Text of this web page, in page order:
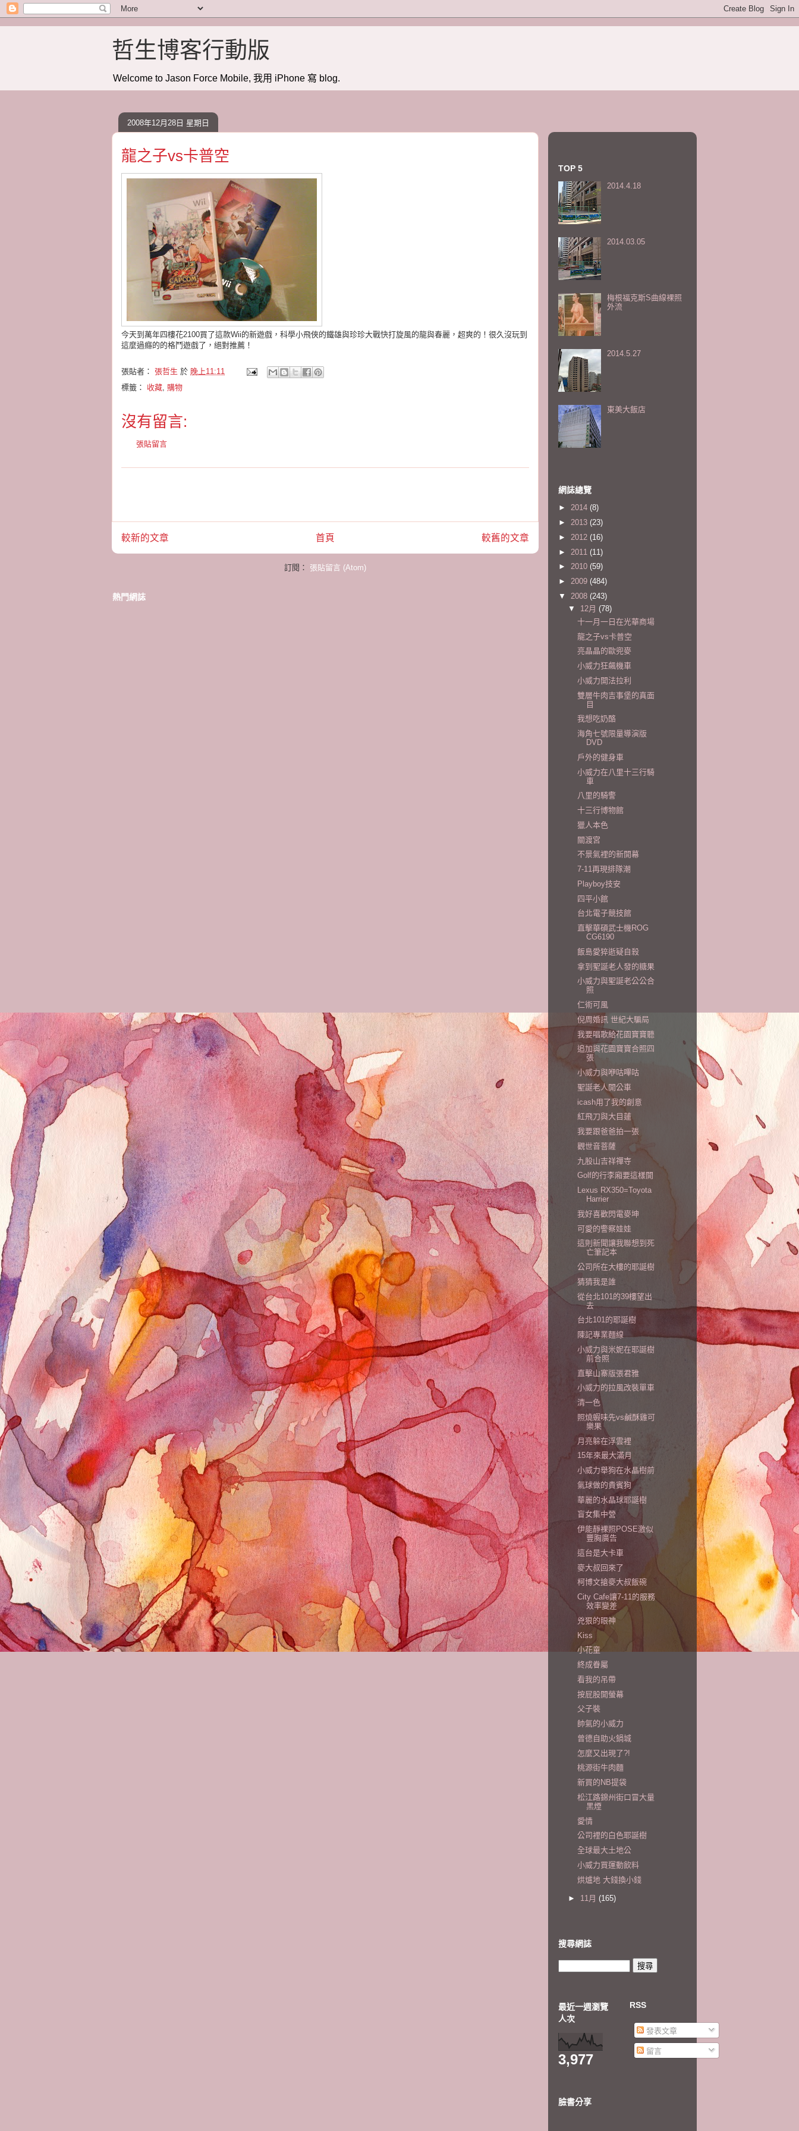
哲生博客行動版
Welcome to Jason Force Mobile, 我用 iPhone 寫 blog.
2008年12月28日 星期日
龍之子vs卡普空
今天到萬年四樓花2100買了這款Wii的新遊戲，科學小飛俠的鐵雄與珍珍大戰快打旋風的龍與春麗，超爽的！很久沒玩到
這麼過癮的的格鬥遊戲了，絕對推薦！
張貼者： 張哲生 於 晚上11:11
標籤： 收藏, 購物
沒有留言:
張貼留言
較新的文章 較舊的文章
首頁
訂閱： 張貼留言 (Atom)
熱門網誌
TOP 5
2014.4.18
2014.03.05
梅根福克斯S曲線裸照
外流
2014.5.27
東美大飯店
網誌總覽
► 2014 (8)
► 2013 (23)
► 2012 (16)
► 2011 (11)
► 2010 (59)
► 2009 (484)
▼ 2008 (243)
▼ 12月 (78)
十一月一日在光華商場
龍之子vs卡普空
亮晶晶的歐兜麥
小威力狂飆機車
小威力開法拉利
雙層牛肉吉事堡的真面
目
我想吃奶酪
海角七號限量導演版
DVD
戶外的健身車
小威力在八里十三行騎
車
八里的騎警
十三行博物館
獵人本色
關渡宮
不景氣裡的新開幕
7-11再現排隊潮
Playboy技安
四平小館
台北電子競技館
直擊華碩武士機ROG
CG6190
飯島愛猝逝疑自殺
拿到聖誕老人發的糖果
小威力與聖誕老公公合
照
仁術可風
倪周婚訊 世紀大騙局
我要唱歌給花園寶寶聽
追加與花園寶寶合照四
張
小威力與咿咕嗶咕
聖誕老人開公車
icash用了我的創意
紅飛刀與大目蓮
我要跟爸爸拍一張
觀世音菩薩
九股山吉祥禪寺
Golf的行李廂要這樣開
Lexus RX350=Toyota
Harrier
我好喜歡閃電麥坤
可愛的警察娃娃
這則新聞讓我聯想到死
亡筆記本
公司所在大樓的耶誕樹
猜猜我是誰
從台北101的39樓望出
去
台北101的耶誕樹
陳記專業麵線
小威力與米妮在耶誕樹
前合照
直擊山寨版張君雅
小威力的拉風改裝單車
清一色
照燒蝦味先vs鹹酥雞可
樂果
月亮躲在浮雲裡
15年來最大滿月
小威力舉狗在水晶樹前
氣球做的貴賓狗
華麗的水晶球耶誕樹
盲女集中營
伊能靜裸照POSE激似
豐胸廣告
這台是大卡車
麥大叔回來了
柯博文搶麥大叔飯碗
City Cafe讓7-11的服務
效率變差
兇狠的眼神
Kiss
小花童
終成眷屬
看我的吊帶
按屁股開螢幕
父子裝
帥氣的小威力
曾德自助火鍋城
怎麼又出現了?!
桃源街牛肉麵
新買的NB提袋
松江路錦州街口冒大量
黑煙
愛情
公司裡的白色耶誕樹
全球最大土地公
小威力買運動飲料
烘爐地 大錢換小錢
► 11月 (165)
搜尋網誌
最近一週瀏覽
人次
3,977
RSS
發表文章
留言
臉書分享